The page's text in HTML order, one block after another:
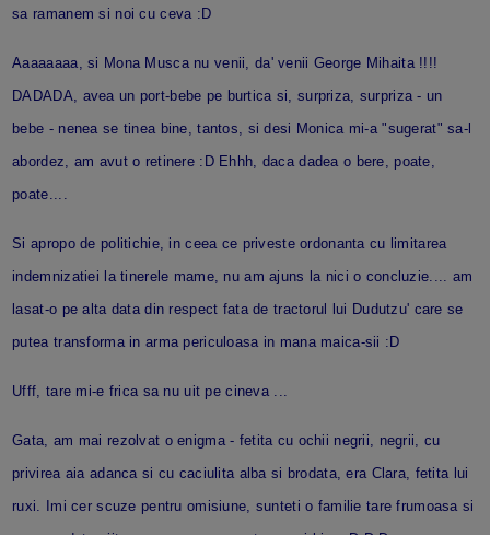
sa ramanem si noi cu ceva :D
Aaaaaaaa, si Mona Musca nu venii, da' venii George Mihaita !!!!
DADADA, avea un port-bebe pe burtica si, surpriza, surpriza - un
bebe - nenea se tinea bine, tantos, si desi Monica mi-a "sugerat" sa-l
abordez, am avut o retinere :D Ehhh, daca dadea o bere, poate,
poate....
Si apropo de politichie, in ceea ce priveste ordonanta cu limitarea
indemnizatiei la tinerele mame, nu am ajuns la nici o concluzie.... am
lasat-o pe alta data din respect fata de tractorul lui Dudutzu' care se
putea transforma in arma periculoasa in mana maica-sii :D
Ufff, tare mi-e frica sa nu uit pe cineva ...
Gata, am mai rezolvat o enigma - fetita cu ochii negrii, negrii, cu
privirea aia adanca si cu caciulita alba si brodata, era Clara, fetita lui
ruxi. Imi cer scuze pentru omisiune, sunteti o familie tare frumoasa si